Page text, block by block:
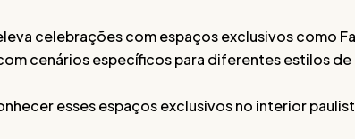
celebrações com espaços exclusivos como
cenários específicos para diferentes estilos
esses espaços exclusivos no interior